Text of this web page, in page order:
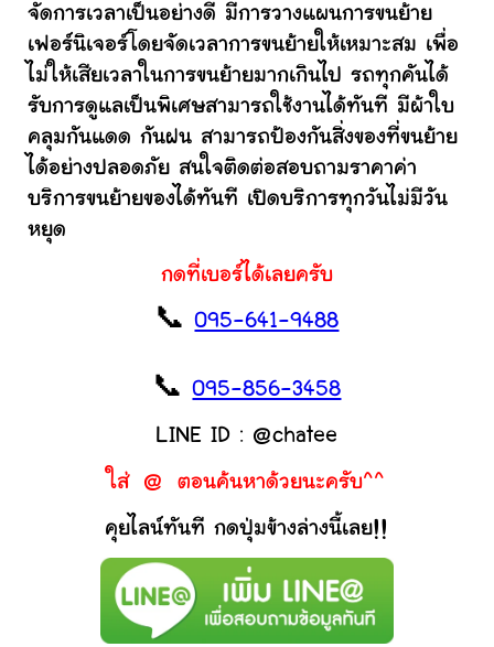
จัดการเวลาเป็นอย่างดี มีการวางแผนการขนย้าย
เฟอร์นิเจอร์โดยจัดเวลาการขนย้ายให้เหมาะสม เพื่อ
ไม่ให้เสียเวลาในการขนย้ายมากเกินไป รถทุกคันได้
รับการดูแลเป็นพิเศษสามารถใช้งานได้ทันที มีผ้าใบ
คลุมกันแดด กันฝน สามารถป้องกันสิ่งของที่ขนย้าย
ได้อย่างปลอดภัย สนใจติดต่อสอบถามราคาค่า
บริการขนย้ายของได้ทันที เปิดบริการทุกวันไม่มีวัน
หยุด
กดที่เบอร์ได้เลยครับ
📞095-641-9488
📞095-856-3458
LINE ID : @chatee
ใส่ @ ตอนค้นหาด้วยนะครับ^^
คุยไลน์ทันที กดปุ่มข้างล่างนี้เลย!!